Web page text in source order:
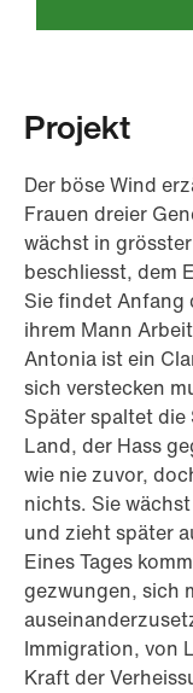
Projekt
Der böse Wind
Frauen dreier
wächst in
beschliesst, dem
Sie findet Anfang
ihrem Mann
Antonia ist ein
sich verstecken
Später spaltet
Land, der Hass
wie nie zuvor,
nichts. Sie
und zieht später
Eines Tages
gezwungen, sich
Immigration, von
Kraft der